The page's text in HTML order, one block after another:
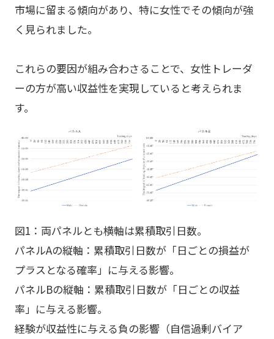
市場に留まる傾向があり、特に女性でその傾向が強
く見られました。
これらの要因が組み合わさることで、女性トレーダ
ーの方が高い収益性を実現していると考えられま
す。
図1：両パネルとも横軸は累積取引日数。
パネルAの縦軸：累積取引日数が「日ごとの損益が
プラスとなる確率」に与える影響。
パネルBの縦軸：累積取引日数が「日ごとの収益
率」に与える影響。
経験が収益性に与える負の影響（自信過剰バイア